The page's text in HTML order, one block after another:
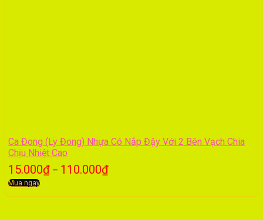
Ca Đong (Ly Đong) Nhựa Có Nắp Đậy Với 2 Bên Vạch Chia
Chịu Nhiệt Cao
15.000₫ – 110.000₫
Mua ngay